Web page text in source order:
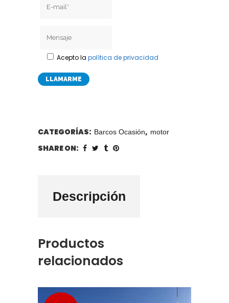
Acepto la política de privacidad
CATEGORÍAS: Barcos Ocasión, motor
SHARE ON:
Descripción
Productos
relacionados